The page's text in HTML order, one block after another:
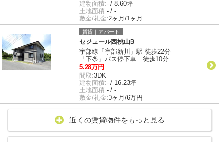
建物面積:- / 8.60坪
土地面積:- / -
敷金/礼金:2ヶ月/1ヶ月
賃貸｜アパート
セジュール西桃山B
宇部線「宇部新川」駅 徒歩22分
「下条」バス停下車 徒歩10分
5.28万円
間取:3DK
建物面積:- / 16.23坪
土地面積:- / -
敷金/礼金:0ヶ月/6万円
近くの賃貸物件をもっと見る